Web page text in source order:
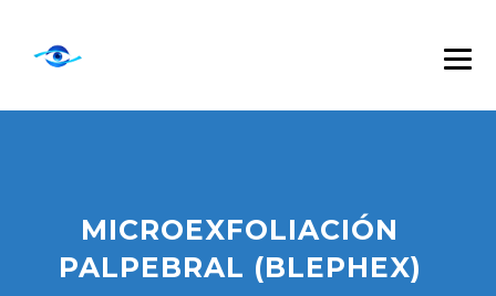
MICROEXFOLIACIÓN
PALPEBRAL (BLEPHEX)